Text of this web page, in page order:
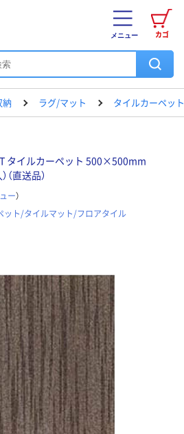
カゴ
メニュー
ラグ/マット タイルカーペッ
タイルカーペット 500×500mm
直送品）
ー）
ット/タイルマット/フロアタイル